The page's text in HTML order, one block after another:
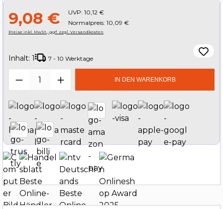
9,08 € UVP: 10,12 €
Normalpreis: 10,09 €
Preise inkl. MwSt., ggf. zzgl. Versandkosten
Inhalt: 1 7 - 10 Werktage
Produkt Anzahl: Gib denIN DEN WARENKORB